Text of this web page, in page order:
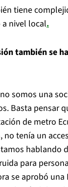
tiene
nivel local.
también se
somos una
Basta pensar
de metro
no tenía un
hablando
para
se aprobó una